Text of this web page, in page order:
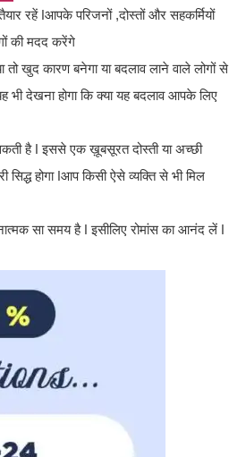
रहें ǀआपके परिजनों ,दोस्तों और सहकर्मियों
की मदद करेंगे
खुद कारण बनेगा या बदलाव लाने वाले लोगों से
देखना होगा कि क्या यह बदलाव आपके लिए
है ǀ इससे एक ख़ूबसूरत दोस्ती या अच्छी
होगा ǀआप किसी ऐसे व्यक्ति से भी मिल
सा समय है ǀ इसीलिए रोमांस का आनंद लें ǀ